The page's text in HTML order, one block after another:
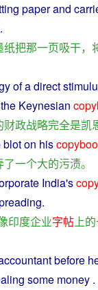
paper and
.
纸把那一页吸干，
of adirect
Keynesian
财政战略完全是凯
bloton his
了一个大的污渍。
India's
.
印度企业字帖上的
before
some money .